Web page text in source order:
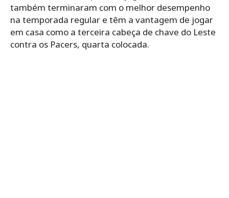
também terminaram com o melhor desempenho
na temporada regular e têm a vantagem de jogar
em casa como a terceira cabeça de chave do Leste
contra os Pacers, quarta colocada.